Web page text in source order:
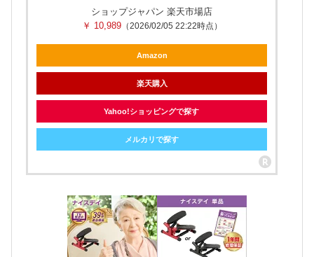
ショップジャパン 楽天市場店
￥ 10,989（2026/02/05 22:22時点）
Amazon
楽天購入
Yahoo!ショッピングで探す
メルカリで探す